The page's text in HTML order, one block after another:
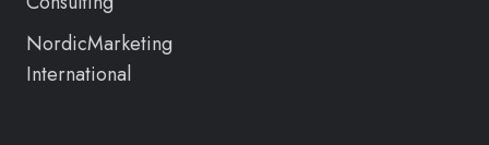
NordicMarketing
International